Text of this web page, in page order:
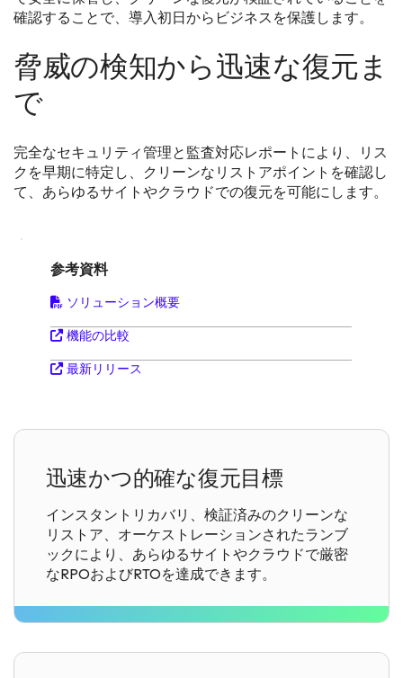
確認することで、導入初日からビジネスを保護します。
脅威の検知から迅速な復元ま
で
完全なセキュリティ管理と監査対応レポートにより、リス
クを早期に特定し、クリーンなリストアポイントを確認し
て、あらゆるサイトやクラウドでの復元を可能にします。
参考資料
ソリューション概要
機能の比較
最新リリース
迅速かつ的確な復元目標
インスタントリカバリ、検証済みのクリーンな
リストア、オーケストレーションされたランブ
ックにより、あらゆるサイトやクラウドで厳密
なRPOおよびRTOを達成できます。